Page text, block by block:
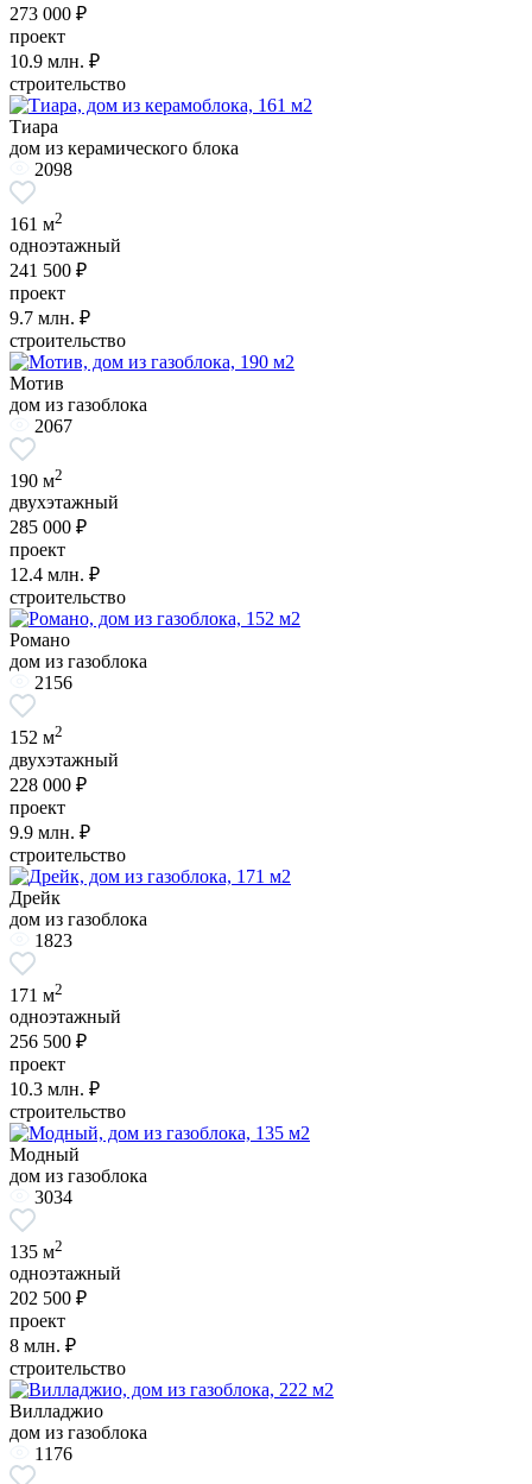
273 000 ₽
проект
10.9 млн. ₽
строительство
Тиара
дом из керамического блока
2098
161 м2
одноэтажный
241 500 ₽
проект
9.7 млн. ₽
строительство
Мотив
дом из газоблока
2067
190 м2
двухэтажный
285 000 ₽
проект
12.4 млн. ₽
строительство
Романо
дом из газоблока
2156
152 м2
двухэтажный
228 000 ₽
проект
9.9 млн. ₽
строительство
Дрейк
дом из газоблока
1823
171 м2
одноэтажный
256 500 ₽
проект
10.3 млн. ₽
строительство
Модный
дом из газоблока
3034
135 м2
одноэтажный
202 500 ₽
проект
8 млн. ₽
строительство
Вилладжио
дом из газоблока
1176